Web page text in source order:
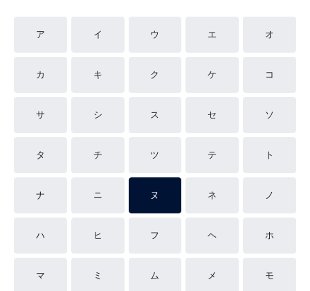
ア イ ウ エ オ
カ キ ク ケ コ
サ シ ス セ ソ
タ チ ツ テ ト
ナ ニ ヌ ネ ノ
ハ ヒ フ ヘ ホ
マ ミ ム メ モ